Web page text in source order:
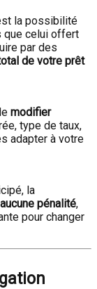
la possibilité
que celui offert
par des
de votre prêt
modifier
type de taux,
adapter à votre
la
aucune pénalité,
pour changer